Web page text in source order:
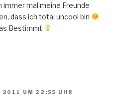
immer mal meine Freunde
dass ich total uncool bin
Bestimmt
2011 UM 22:55 UHR